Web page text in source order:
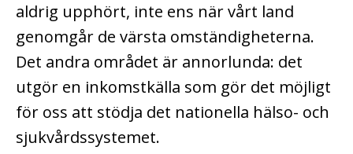
aldrig upphört, inte ens när vårt land
genomgår de värsta omständigheterna.
Det andra området är annorlunda: det
utgör en inkomstkälla som gör det möjligt
för oss att stödja det nationella hälso- och
sjukvårdssystemet.